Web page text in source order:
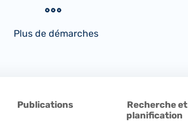
Plus de démarches
Recherche et
planification
Publications